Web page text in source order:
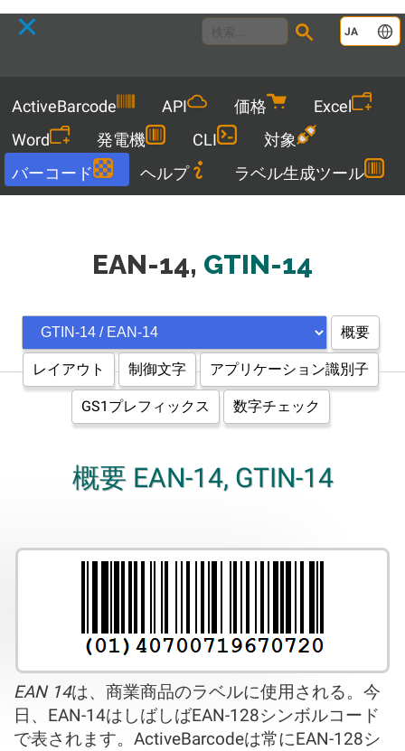
JA
ActiveBarcode API 価格
Excel
Word
発電機 CLI
対象
バーコード
ヘルプ ラベル生成ツール
EAN-14, GTIN-14
概要
レイアウト 制御文字 アプリケーション識別子
GS1プレフィックス 数字チェック
概要 EAN-14, GTIN-14
EAN 14は、商業商品のラベルに使用される。今
日、EAN-14はしばしばEAN-128シンボルコード
で表されます。ActiveBarcodeは常にEAN-128シ